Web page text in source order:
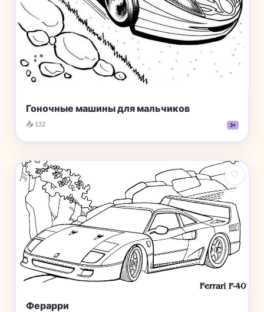
Гоночные машины для мальчиков
📥 132 3+
♡
Ферарри